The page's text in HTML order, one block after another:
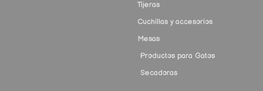
Tijeras
Cuchillas y accesorios
Mesas
Productos para Gatos
Secadoras